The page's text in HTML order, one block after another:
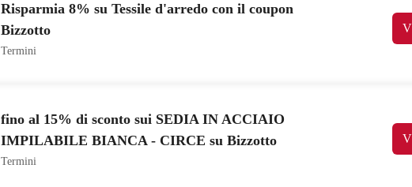
Risparmia 8% su Tessile d'arredo con il coupon
Bizzotto
Termini
fino al 15% di sconto sui SEDIA IN ACCIAIO
IMPILABILE BIANCA - CIRCE su Bizzotto
Termini